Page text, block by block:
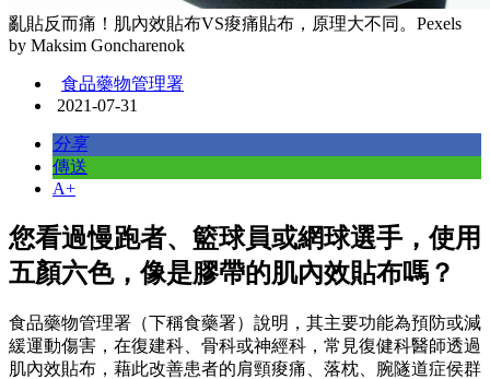
亂貼反而痛！肌內效貼布VS痠痛貼布，原理大不同。Pexels
by Maksim Goncharenok
食品藥物管理署
2021-07-31
分享
傳送
A+
您看過慢跑者、籃球員或網球選手，使用
五顏六色，像是膠帶的肌內效貼布嗎？
食品藥物管理署（下稱食藥署）說明，其主要功能為預防或減
緩運動傷害，在復建科、骨科或神經科，常見復健科醫師透過
肌內效貼布，藉此改善患者的肩頸痠痛、落枕、腕隧道症侯群